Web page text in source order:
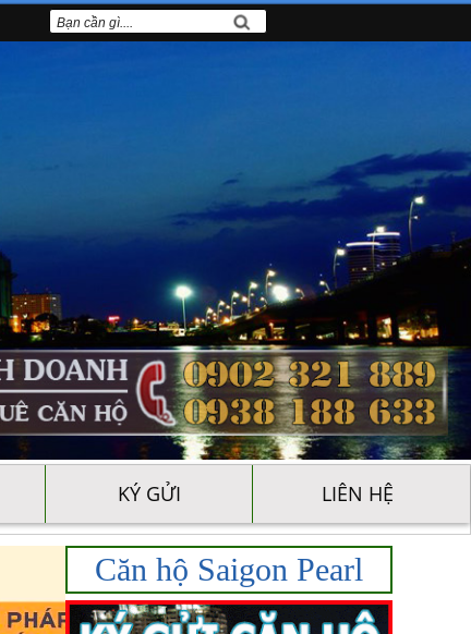
KÝ GỬI LIÊN HỆ
Căn hộ Saigon Pearl